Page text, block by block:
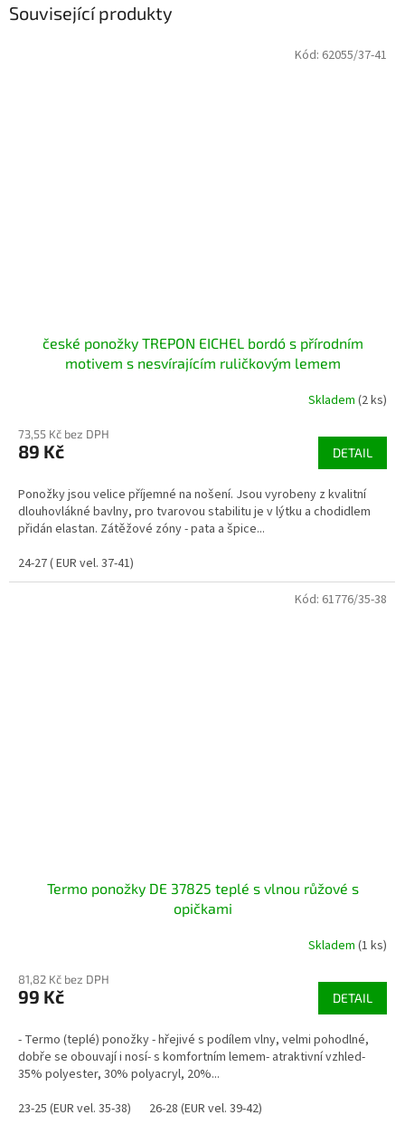
Související produkty
české ponožky TREPON EICHEL bordó s přírodním
motivem s nesvírajícím ruličkovým lemem
Skladem (2 ks)
73,55 Kč bez DPH
89 Kč DETAIL
Ponožky jsou velice příjemné na nošení. Jsou vyrobeny z kvalitní
dlouhovlákné bavlny, pro tvarovou stabilitu je v lýtku a chodidlem
přidán elastan. Zátěžové zóny - pata a špice...
24-27 ( EUR vel. 37-41)
Kód: 62055/37-41
Termo ponožky DE 37825 teplé s vlnou růžové s
opičkami
Skladem (1 ks)
81,82 Kč bez DPH
99 Kč DETAIL
- Termo (teplé) ponožky - hřejivé s podílem vlny, velmi pohodlné,
dobře se obouvají i nosí- s komfortním lemem- atraktivní vzhled-
35% polyester, 30% polyacryl, 20%...
23-25 (EUR vel. 35-38)
26-28 (EUR vel. 39-42)
Kód: 61776/35-38